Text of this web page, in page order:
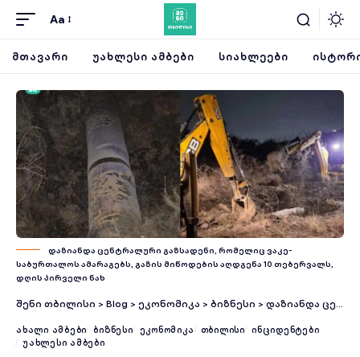
Aa
ᲛᲗᲐᲕᲐᲠᲘ ᲣᲐᲮᲚᲔᲡᲘ ᲐᲛᲑᲔᲑᲘ ᲡᲘᲐᲮᲚᲔᲔᲑᲘ
დაზიანდა ცენტრალური გაზსადენი, რომელიც ვაკე-
საბურთალოს ამარაგებს, გაზის მიწოდების აღდგენა 10 თებერვალს,
დღის პირველი ნახ
შენი თბილისი > Blog > ეკონომიკა > ბიზნესი > დაზიანდა ცენტრალური გაზსადენი, რომელიც ვაკე-საბურთალოს ამარაგებს, გაზის მიწოდების აღდგენა 10 თებერვალს, დღის პირველი ნახევრიდან დაიწყება და პროცესი 11 თებერვლის დღის ბოლომდე დასრულდება — „თბილისი ენერჯი“
ᲐᲮᲐᲚᲘ ᲐᲛᲑᲔᲑᲘ ᲑᲘᲖᲜᲔᲡᲘ ᲔᲙᲝᲜᲝᲛᲘᲙᲐ ᲗᲑᲘᲚᲘᲡᲘ
ᲘᲜᲪᲘᲓᲔᲜᲢᲔᲑᲘ
ᲣᲐᲮᲚᲔᲡᲘ ᲐᲛᲑᲔᲑᲘ